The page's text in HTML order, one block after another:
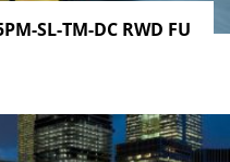
SL-TM-DC RWD FU